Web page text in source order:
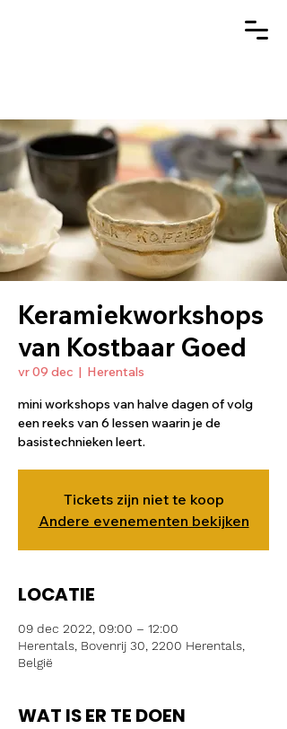
Keramiekworkshops
van Kostbaar Goed
vr 09 dec
  |
Herentals
mini workshops van halve dagen of volg
een reeks van 6 lessen waarin je de
basistechnieken leert.
Tickets zijn niet te koop
Andere evenementen bekijken
LOCATIE
09 dec 2022, 09:00 – 12:00
Herentals, Bovenrij 30, 2200 Herentals,
België
WAT IS ER TE DOEN